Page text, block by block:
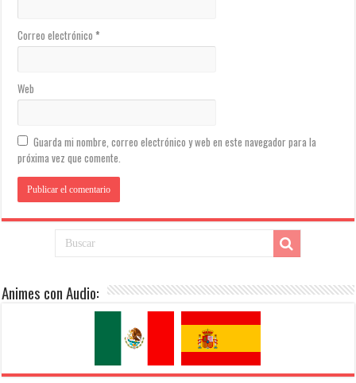
Correo electrónico*
Web
Guarda mi nombre, correo electrónico y web en este navegador para la
próxima vez que comente.
Animes con Audio: